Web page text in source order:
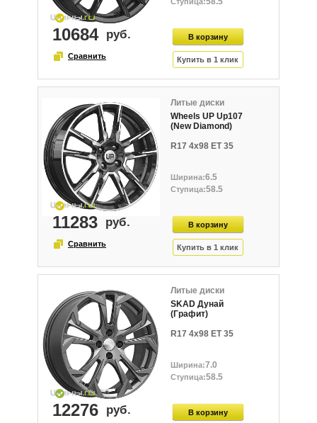
10684
Литые диски
Wheels UP Up107
(New Diamond)
R17 4x98 ET 35
6.5
58.5
11283
Литые диски
SKAD Дунай
(Графит)
R17 4x98 ET 35
7.0
58.5
12276